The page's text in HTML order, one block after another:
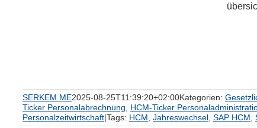
SERKEM ME2025-08-25T11:39:20+02:00Kategorien:
Ticker Personalabrechnung
HCM-Ticker
Personalzeitwirtschaft|Tags: HCM Jahreswechsel SAP HCM